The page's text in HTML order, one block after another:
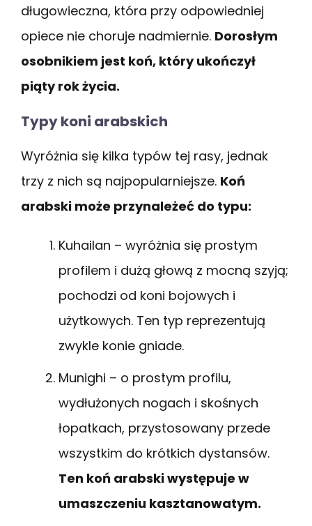
długowieczna, która przy odpowiedniej
opiece nie choruje nadmiernie. Dorosłym
osobnikiem jest koń, który ukończył
piąty rok życia.
Typy koni arabskich
Wyróżnia się kilka typów tej rasy, jednak
trzy z nich są najpopularniejsze. Koń
arabski może przynależeć do typu:
Kuhailan – wyróżnia się prostym
profilem i dużą głową z mocną szyją;
pochodzi od koni bojowych i
użytkowych. Ten typ reprezentują
zwykle konie gniade.
Munighi – o prostym profilu,
wydłużonych nogach i skośnych
łopatkach, przystosowany przede
wszystkim do krótkich dystansów.
Ten koń arabski występuje w
umaszczeniu kasztanowatym.